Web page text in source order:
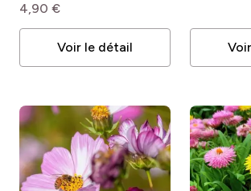
4,90 €
Voir le détail